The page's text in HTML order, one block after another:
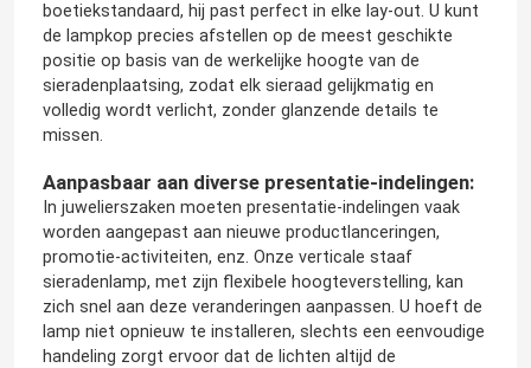
boetiekstandaard, hij past perfect in elke lay-out. U kunt
de lampkop precies afstellen op de meest geschikte
positie op basis van de werkelijke hoogte van de
sieradenplaatsing, zodat elk sieraad gelijkmatig en
volledig wordt verlicht, zonder glanzende details te
missen.
Aanpasbaar aan diverse presentatie-indelingen:
In juwelierszaken moeten presentatie-indelingen vaak
worden aangepast aan nieuwe productlanceringen,
promotie-activiteiten, enz. Onze verticale staaf
sieradenlamp, met zijn flexibele hoogteverstelling, kan
zich snel aan deze veranderingen aanpassen. U hoeft de
lamp niet opnieuw te installeren, slechts een eenvoudige
handeling zorgt ervoor dat de lichten altijd de